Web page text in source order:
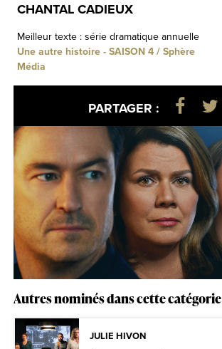
CHANTAL CADIEUX
Meilleur texte : série dramatique annuelle
Une autre histoire - SAISON 4 / Sphère
Média
PARTAGER :
Autres nominés dans cette catégorie
JULIE HIVON